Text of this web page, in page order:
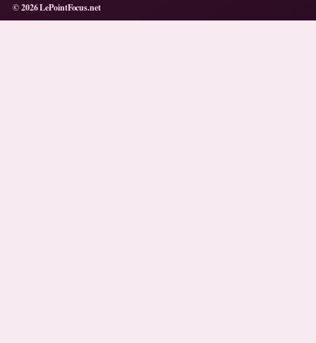
© 2026 LePointFocus.net